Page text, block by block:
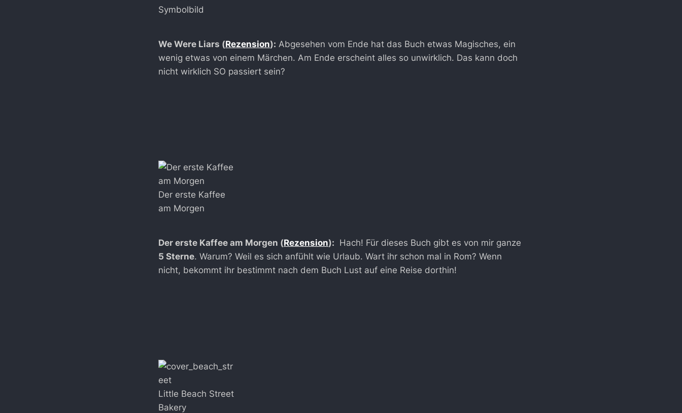
Symbolbild
We Were Liars (Rezension): Abgesehen vom Ende hat das Buch etwas Magisches, ein
wenig etwas von einem Märchen. Am Ende erscheint alles so unwirklich. Das kann doch
nicht wirklich SO passiert sein?
Der erste Kaffee
am Morgen
Der erste Kaffee am Morgen (Rezension): Hach! Für dieses Buch gibt es von mir ganze
5 Sterne. Warum? Weil es sich anfühlt wie Urlaub. Wart ihr schon mal in Rom? Wenn
nicht, bekommt ihr bestimmt nach dem Buch Lust auf eine Reise dorthin!
Little Beach Street
Bakery